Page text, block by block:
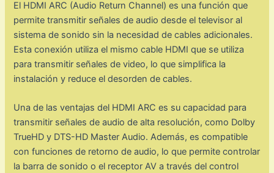
El HDMI ARC (Audio Return Channel) es una función que
permite transmitir señales de audio desde el televisor al
sistema de sonido sin la necesidad de cables adicionales.
Esta conexión utiliza el mismo cable HDMI que se utiliza
para transmitir señales de video, lo que simplifica la
instalación y reduce el desorden de cables.
Una de las ventajas del HDMI ARC es su capacidad para
transmitir señales de audio de alta resolución, como Dolby
TrueHD y DTS-HD Master Audio. Además, es compatible
con funciones de retorno de audio, lo que permite controlar
la barra de sonido o el receptor AV a través del control